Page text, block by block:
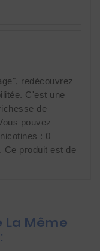
redécouvrez
C'est une
de
pouvez
: 0
Ce produit est de
La Même